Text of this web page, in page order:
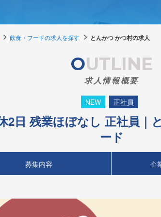
飲食・フードの求人を探す とんかつ かつ村の求人
OUTLINE
求人情報概要
NEW 正社員
日 残業ほぼなし 正社員｜
ード
募集内容 企